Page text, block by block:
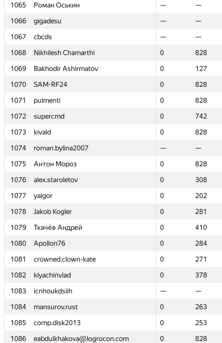
1065
Роман Оськин —
—
1066
gigadesu —
—
1067
cbcds —
—
1068
Nikhilesh Chamarthi 0
828
1069
Bakhodir Ashirmatov 0
127
1070
SAM-RF24 0
828
1071
pulmenti 0
828
1072
supercmd 0
742
1073
kivald 0
828
1074
roman.bylina2007 —
—
1075
Антон Мороз 0
828
1076
alex.staroletov 0
308
1077
yalgor 0
202
1078
Jakob Kogler 0
281
1079
Ткачёв Андрей 0
410
1080
Apollon76 0
284
1081
crowned.clown-kate 0
271
1082
klyachinvlad 0
378
1083
icnhoukdsiih —
—
1084
mansurov.rust 0
263
1085
comp.disk2013 0
253
1086
eabdulkhakova@logrocon.com 0
828
1065
Роман Оськин —
—
1066
gigadesu —
—
1067
cbcds —
—
1068
Nikhilesh Chamarthi 0
828
1069
Bakhodir Ashirmatov 0
127
1070
SAM-RF24 0
828
1071
pulmenti 0
828
1072
supercmd 0
742
1073
kivald 0
828
1074
roman.bylina2007 —
—
1075
Антон Мороз 0
828
1076
alex.staroletov 0
308
1077
yalgor 0
202
1078
Jakob Kogler 0
281
1079
Ткачёв Андрей 0
410
1080
Apollon76 0
284
1081
crowned.clown-kate 0
271
1082
klyachinvlad 0
378
1083
icnhoukdsiih —
—
1084
mansurov.rust 0
263
1085
comp.disk2013 0
253
1086
eabdulkhakova@logrocon.com 0
828